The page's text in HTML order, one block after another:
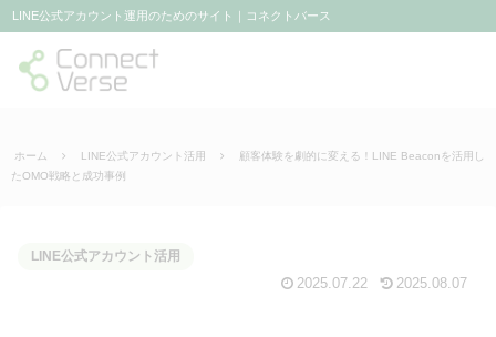
LINE公式アカウント運用のためのサイト｜コネクトバース
ホーム LINE公式アカウント活用
顧客体験を劇的に変える！LINE Beaconを活用し
たOMO戦略と成功事例
LINE公式アカウント活用
2025.07.22 2025.08.07